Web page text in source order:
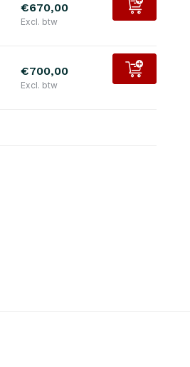
€670,00
Excl. btw
€700,00
Excl. btw